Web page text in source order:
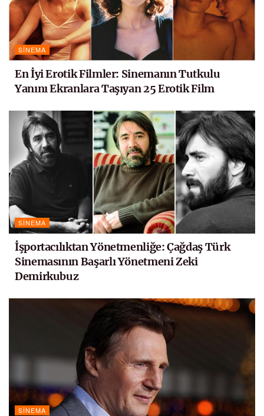
SINEMA
En İyi Erotik Filmler: Sinemanın Tutkulu
Yanını Ekranlara Taşıyan 25 Erotik Film
SINEMA
İşportacılıktan Yönetmenliğe: Çağdaş Türk
Sinemasının Başarlı Yönetmeni Zeki
Demirkubuz
SINEMA